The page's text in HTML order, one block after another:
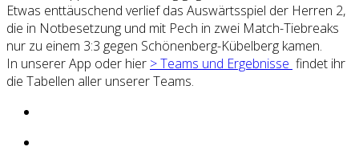
Etwas enttäuschend verlief das Auswärtsspiel der Herren 2,
die in Notbesetzung und mit Pech in zwei Match-Tiebreaks
nur zu einem 3:3 gegen Schönenberg-Kübelberg kamen.
In unserer App oder hier > Teams und Ergebnisse findet ihr
die Tabellen aller unserer Teams.